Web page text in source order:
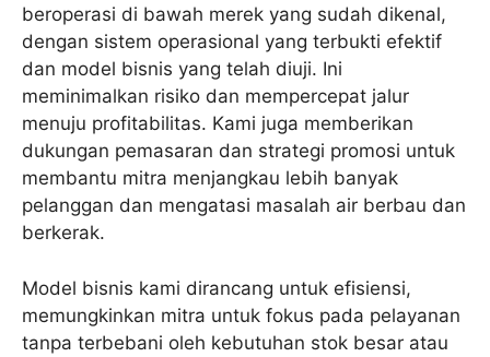
beroperasi di bawah merek yang sudah dikenal,
dengan sistem operasional yang terbukti efektif
dan model bisnis yang telah diuji. Ini
meminimalkan risiko dan mempercepat jalur
menuju profitabilitas. Kami juga memberikan
dukungan pemasaran dan strategi promosi untuk
membantu mitra menjangkau lebih banyak
pelanggan dan mengatasi masalah air berbau dan
berkerak.
Model bisnis kami dirancang untuk efisiensi,
memungkinkan mitra untuk fokus pada pelayanan
tanpa terbebani oleh kebutuhan stok besar atau